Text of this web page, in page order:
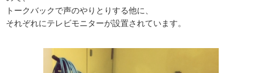
トークバックで声のやりとりする他に、
それぞれにテレビモニターが設置されています。